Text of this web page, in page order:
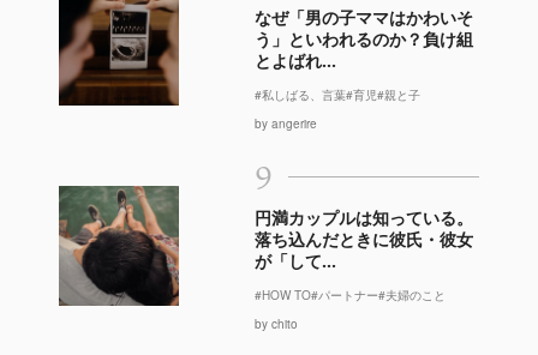
なぜ「男の子ママはかわいそ
う」といわれるのか？負け組
とよばれ...
#私しばる、言葉#育児#親と子
by angerire
9
円満カップルは知っている。
落ち込んだときに彼氏・彼女
が「して...
#HOW TO#パートナー#夫婦のこと
by chito